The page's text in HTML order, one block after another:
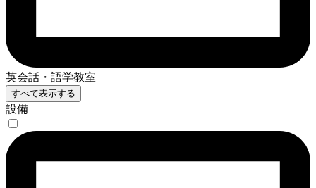
英会話・語学教室
すべて表示する
設備